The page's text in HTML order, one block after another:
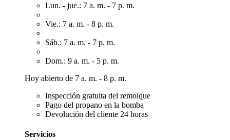
Lun. - jue.: 7 a. m. - 7 p. m.
Vie.: 7 a. m. - 8 p. m.
Sáb.: 7 a. m. - 7 p. m.
Dom.: 9 a. m. - 5 p. m.
Hoy abierto de 7 a. m. - 8 p. m.
Inspección gratuita del remolque
Pago del propano en la bomba
Devolución del cliente 24 horas
Servicios